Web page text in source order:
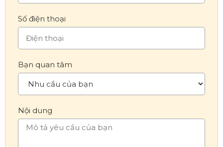
Số điện thoại
Bạn quan tâm
Nội dung